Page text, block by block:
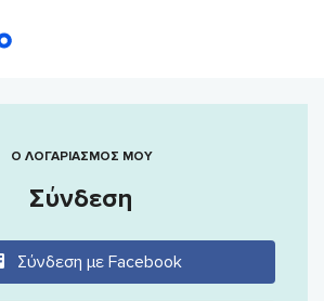
Ο ΛΟΓΑΡΙΑΣΜΟΣ ΜΟΥ
Σύνδεση
Σύνδεση με Facebook